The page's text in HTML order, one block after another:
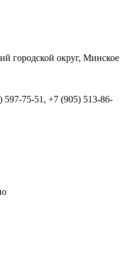
городской округ, Минское
597-75-51, +7 (905) 513-86-